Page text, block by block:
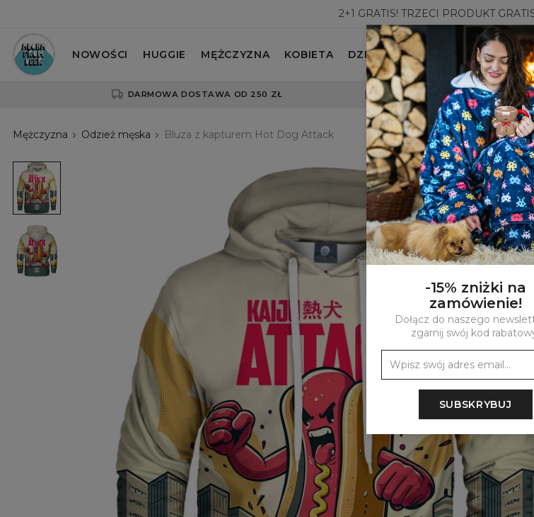
2+1 GRATIS! TRZECI PRODUKT
NOWOŚCI HUGGIE MĘŻCZYZNA KOBIETA DZIECKO
DARMOWA DOSTAWA OD 250 ZŁ 100-DNIOWE PRAWO ZWROTU
Mężczyzna Odzież męska Bluza z kapturem Hot Dog Attack
Bluza
kapturem
Hot
Dog
Attack
Bluza
kapturem
Hot
Dog
Attack
-15% zniżki na
zamówienie!
Dołącz do naszego
zgarnij swój kod
SUBSKRYBUJ